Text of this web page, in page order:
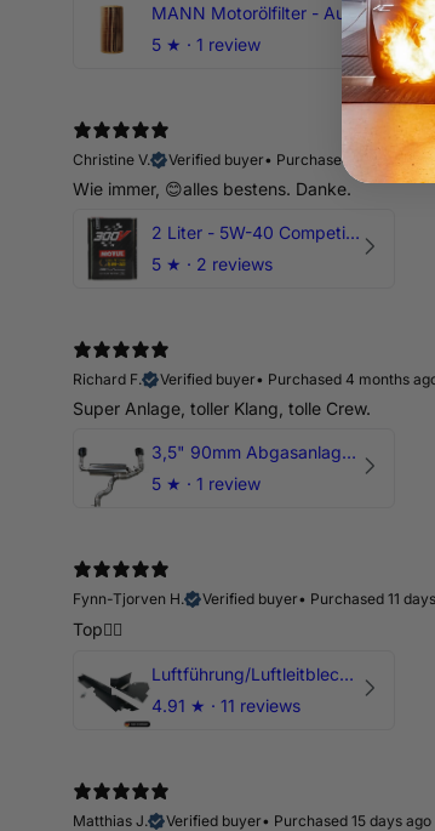
MANN Motorölfilter - Audi RS3 TTRS RSQ3 VZ5 - DAZ DNW
5 ★ · 1 review
Christine V.
Verified buyer• Purchased 13 days ago
Wie immer, 😊alles bestens. Danke.
2 Liter - 5W-40 Competition 300V Motul Motoröl
5 ★ · 2 reviews
Richard F.
Verified buyer• Purchased 4 months
Super Anlage, toller Klang, tolle Crew.
3,5" 90mm Abgasanlage AUDI RSQ3 DNWA 2.5 TFSI
5 ★ · 1 review
Fynn-Tjorven H.
Verified buyer• Purchased 11
Top👍🏼
Luftführung/Luftleitblech 5" 125mm offene Ansaugung HPerformance
4.91 ★ · 11 reviews
Matthias J.
Verified buyer• Purchased 15 days ago